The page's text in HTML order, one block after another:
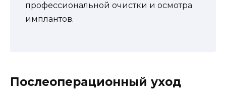
профессиональной очистки и осмотра
имплантов.
Послеоперационный уход